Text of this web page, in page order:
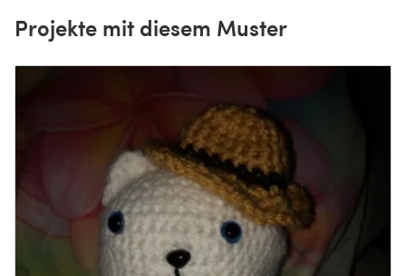
Projekte mit diesem Muster